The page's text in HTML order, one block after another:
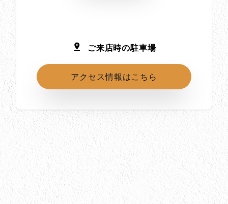
ご来店時の駐車場
アクセス情報はこちら
所在地